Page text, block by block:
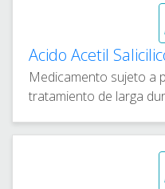
Acido Acetil
Medicamento sujeto a
tratamiento de larga